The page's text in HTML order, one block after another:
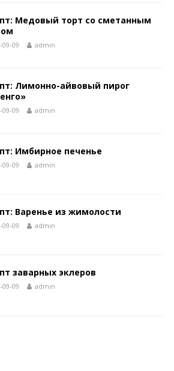
Медовый торт со сметанным
09-09 admin
Лимонно-айвовый пирог
09-09 admin
Имбирное печенье
09-09 admin
Варенье из жимолости
09-09 admin
заварных эклеров
09-09 admin